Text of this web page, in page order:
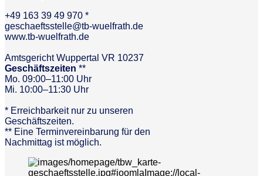
+49 163 39 49 970 *
geschaeftsstelle@tb-wuelfrath.de
www.tb-wuelfrath.de
Amtsgericht Wuppertal VR 10237
Geschäftszeiten **
Mo. 09:00–11:00 Uhr
Mi. 10:00–11:30 Uhr
* Erreichbarkeit nur zu unseren
Geschäftszeiten.
** Eine Terminvereinbarung für den
Nachmittag ist möglich.